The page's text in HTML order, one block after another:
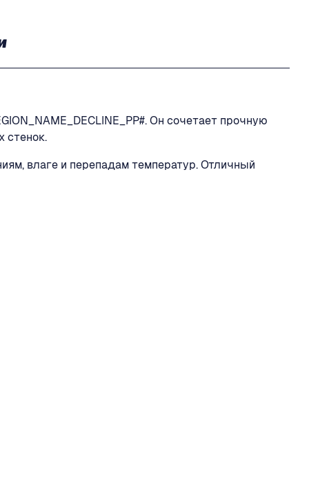
Он сочетает прочную
стенок.
влаге и перепадам температур. Отличный